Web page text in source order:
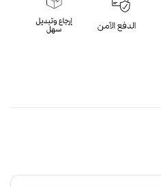
باللون الكحلي
لتعطي شعور بالراحة